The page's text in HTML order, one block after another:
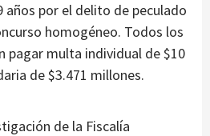
años por el delito de peculado
homogéneo. Todos los
pagar multa individual de $10
de $3.471 millones.
de la Fiscalía